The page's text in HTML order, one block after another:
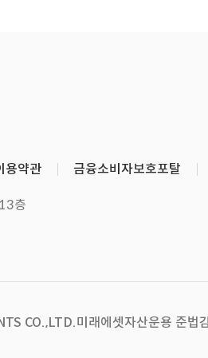
용약관 금융소비자보호포탈
층
CO.,LTD.미래에셋자산운용 준